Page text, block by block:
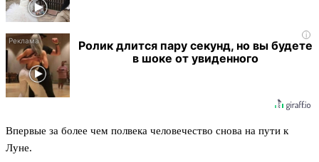
i
Ролик длится пару секунд, но вы будете
в шоке от увиденного
Впервые за более чем полвека человечество снова на пути к
Луне.